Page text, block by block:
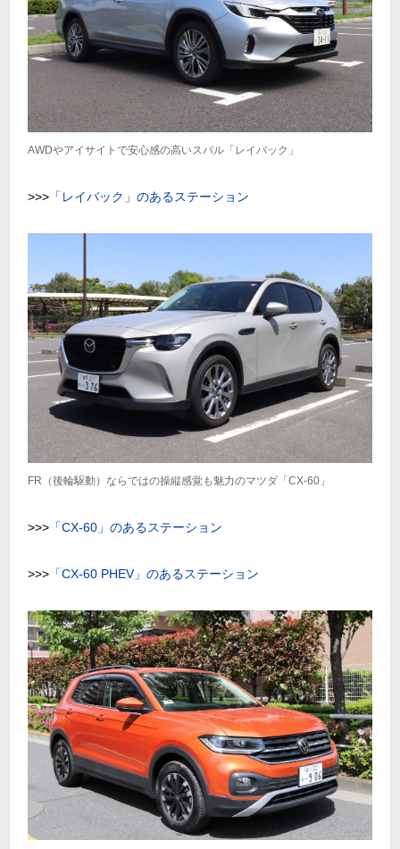
AWDやアイサイトで安心感の高いスバル「レイバック」
>>> 「レイバック」のあるステーション
FR（後輪駆動）ならではの操縦感覚も魅力のマツダ「CX-60」
>>> 「CX-60」のあるステーション
>>> 「CX-60 PHEV」のあるステーション